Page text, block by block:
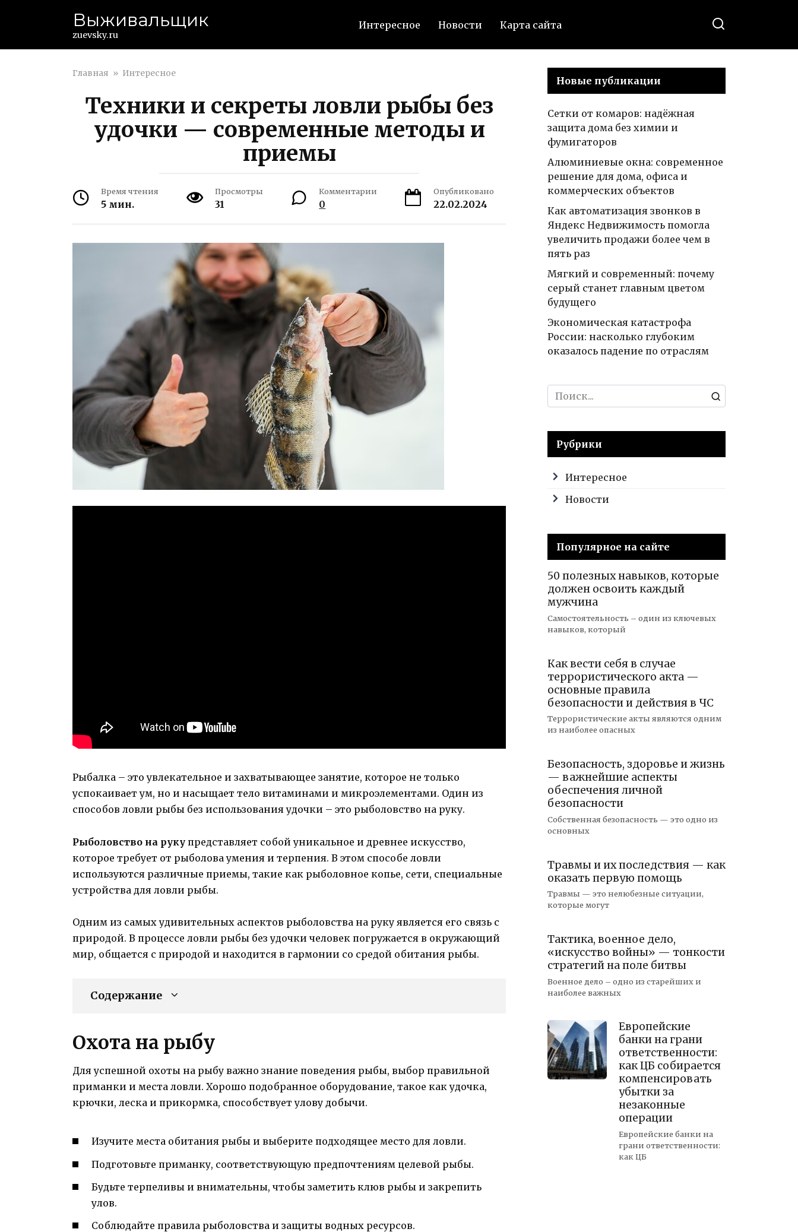
Выживальщик
zuevsky.ru
Интересное Новости Карта сайта
Главная » Интересное
Техники и секреты ловли рыбы без
удочки — современные методы и
приемы
Время чтения
5 мин.
Просмотры
31
Комментарии
0
Опубликовано
22.02.2024
Рыбалка – это увлекательное и захватывающее занятие, которое не только
успокаивает ум, но и насыщает тело витаминами и микроэлементами. Один из
способов ловли рыбы без использования удочки – это рыболовство на руку.
Рыболовство на руку представляет собой уникальное и древнее искусство,
которое требует от рыболова умения и терпения. В этом способе ловли
используются различные приемы, такие как рыболовное копье, сети, специальные
устройства для ловли рыбы.
Одним из самых удивительных аспектов рыболовства на руку является его связь с
природой. В процессе ловли рыбы без удочки человек погружается в окружающий
мир, общается с природой и находится в гармонии со средой обитания рыбы.
Содержание
Охота на рыбу
Для успешной охоты на рыбу важно знание поведения рыбы, выбор правильной
приманки и места ловли. Хорошо подобранное оборудование, такое как удочка,
крючки, леска и прикормка, способствует улову добычи.
Изучите места обитания рыбы и выберите подходящее место для ловли.
Подготовьте приманку, соответствующую предпочтениям целевой рыбы.
Будьте терпеливы и внимательны, чтобы заметить клюв рыбы и закрепить
улов.
Соблюдайте правила рыболовства и защиты водных ресурсов.
Новые публикации
Сетки от комаров: надёжная
защита дома без химии и
фумигаторов
Алюминиевые окна: современное
решение для дома, офиса и
коммерческих объектов
Как автоматизация звонков в
Яндекс Недвижимость помогла
увеличить продажи более чем в
пять раз
Мягкий и современный: почему
серый станет главным цветом
будущего
Экономическая катастрофа
России: насколько глубоким
оказалось падение по отраслям
Search
for:
Рубрики
Интересное
Новости
Популярное на сайте
50 полезных навыков, которые
должен освоить каждый
мужчина
Самостоятельность – один из ключевых
навыков, который
Как вести себя в случае
террористического акта —
основные правила
безопасности и действия в ЧС
Террористические акты являются одним
из наиболее опасных
Безопасность, здоровье и жизнь
— важнейшие аспекты
обеспечения личной
безопасности
Собственная безопасность — это одно из
основных
Травмы и их последствия — как
оказать первую помощь
Травмы — это нелюбезные ситуации,
которые могут
Тактика, военное дело,
«искусство войны» — тонкости
стратегий на поле битвы
Военное дело – одно из старейших и
наиболее важных
Европейские
банки на грани
ответственности:
как ЦБ собирается
компенсировать
убытки за
незаконные
операции
Европейские банки на
грани ответственности:
как ЦБ